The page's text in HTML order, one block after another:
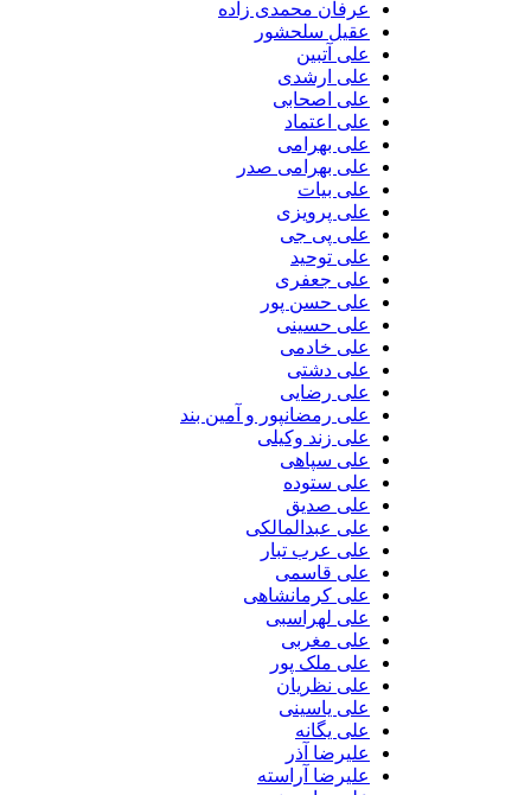
عرفان محمدی زاده
عقیل سلحشور
علی آتبین
علی ارشدی
علی اصحابی
علی اعتماد
علی بهرامی
علی بهرامی صدر
علی بیات
علی پرویزی
علی پی جی
علی توحید
علی جعفری
علی حسن پور
علی حسینی
علی خادمی
علی دشتی
علی رضایی
علی رمضانپور و آمین بند
علی زند وکیلی
علی سپاهی
علی ستوده
علی صدیق
علی عبدالمالکی
علی عرب تبار
علی قاسمی
علی کرمانشاهی
علی لهراسبی
علی مغربی
علی ملک پور
علی نظریان
علی یاسینی
علی یگانه
علیرضا آذر
علیرضا آراسته